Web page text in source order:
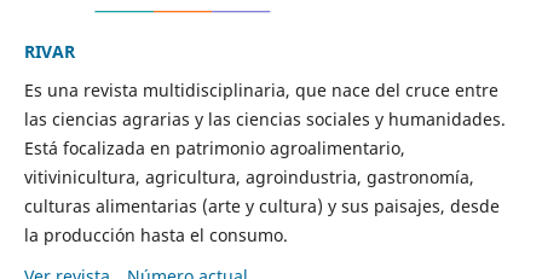
RIVAR
Es una revista multidisciplinaria, que nace del cruce entre
las ciencias agrarias y las ciencias sociales y humanidades.
Está focalizada en patrimonio agroalimentario,
vitivinicultura, agricultura, agroindustria, gastronomía,
culturas alimentarias (arte y cultura) y sus paisajes, desde
la producción hasta el consumo.